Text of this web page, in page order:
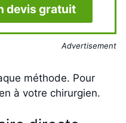
devis gratuit
Advertisement
méthode. Pour
à votre chirurgien.